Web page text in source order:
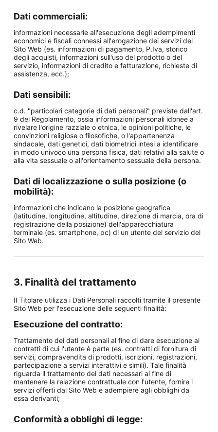
Dati commerciali:
informazioni necessarie all'esecuzione degli adempimenti
economici e fiscali connessi all'erogazione dei servizi del
Sito Web (es. informazioni di pagamento, P.Iva, storico
degli acquisti, informazioni sull'uso del prodotto o del
servizio, informazioni di credito e fatturazione, richieste di
assistenza, ecc.);
Dati sensibili:
c.d. "particolari categorie di dati personali" previste dall'art.
9 del Regolamento, ossia informazioni personali idonee a
rivelare l'origine razziale o etnica, le opinioni politiche, le
convinzioni religiose o filosofiche, o l'appartenenza
sindacale, dati genetici, dati biometrici intesi a identificare
in modo univoco una persona fisica, dati relativi alla salute o
alla vita sessuale o all'orientamento sessuale della persona.
Dati di localizzazione o sulla posizione (o
mobilità):
informazioni che indicano la posizione geografica
(latitudine, longitudine, altitudine, direzione di marcia, ora di
registrazione della posizione) dell'apparecchiatura
terminale (es. smartphone, pc) di un utente del servizio del
Sito Web.
3. Finalità del trattamento
Il Titolare utilizza i Dati Personali raccolti tramite il presente
Sito Web per l'esecuzione delle seguenti finalità:
Esecuzione del contratto:
Trattamento dei dati personali al fine di dare esecuzione ai
contratti di cui l'utente è parte (es. contratti di fornitura di
servizi, compravendita di prodotti, iscrizioni, registrazioni,
partecipazione a servizi interattivi e simili). Tale finalità
riguarda il trattamento dei dati necessari al fine di
mantenere la relazione contrattuale con l'utente, fornire i
servizi offerti dal Sito Web e adempiere agli obblighi da
essa derivanti;
Conformità a obblighi di legge: